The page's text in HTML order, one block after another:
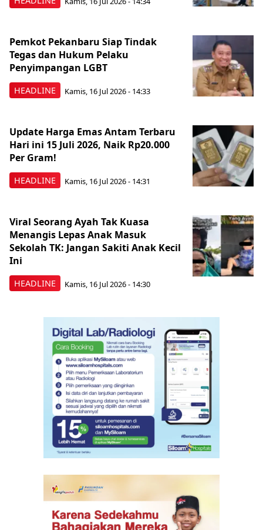
HEADLINE
Pemkot Pekanbaru Siap Tindak
Tegas dan Hukum Pelaku
Penyimpangan LGBT
Kamis, 16 Jul 2026 - 14:33
HEADLINE
Update Harga Emas Antam Terbaru
Hari ini 15 Juli 2026, Naik Rp20.000
Per Gram!
Kamis, 16 Jul 2026 - 14:31
HEADLINE
Viral Seorang Ayah Tak Kuasa
Menangis Lepas Anak Masuk
Sekolah TK: Jangan Sakiti Anak Kecil
Ini
Kamis, 16 Jul 2026 - 14:30